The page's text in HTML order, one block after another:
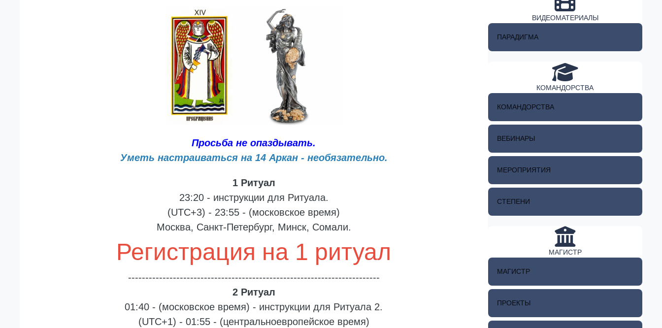
Просьба не опаздывать.
Уметь настраиваться на 14 Аркан - необязательно.
1 Ритуал
23:20 - инструкции для Ритуала.
(UTC+3) - 23:55 - (московское время)
Москва, Санкт-Петербург, Минск, Сомали.
Регистрация на 1 ритуал
-------------------------------------------------------------------------
2 Ритуал
01:40 - (московское время) - инструкции для Ритуала 2.
(UTC+1) - 01:55 - (центральноевропейское время)
ВИДЕОМАТЕРИАЛЫ
ПАРАДИГМА
КОМАНДОРСТВА
КОМАНДОРСТВА
ВЕБИНАРЫ
МЕРОПРИЯТИЯ
СТЕПЕНИ
МАГИСТР
МАГИСТР
ПРОЕКТЫ